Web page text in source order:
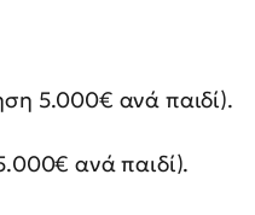
5.000€ ανά παιδί).
ανά παιδί).